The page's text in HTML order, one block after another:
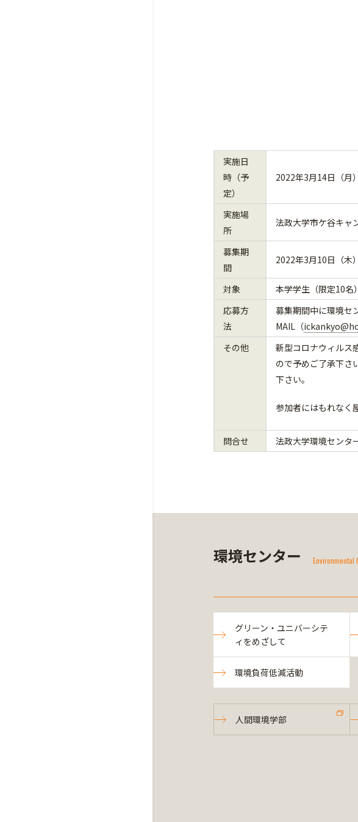
実施日
時（予
定）
2022年3月14日（月
実施場
所
法政大学市ケ谷キャ
募集期
間
2022年3月10日（木
対象
本学学生（限定10名）
応募方
法
募集期間中に環境セ
MAIL（
その他
新型コロナウィルス
ので予めご了承下さ
下さい。
参加者にはもれなく
問合せ 法政大学環境センタ
環境センター Environmental
グリーン・ユニバーシテ
ィをめざして
環境負荷低減活動
人間環境学部